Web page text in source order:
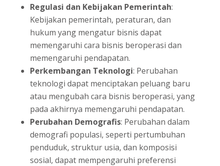
Regulasi dan Kebijakan Pemerintah:
Kebijakan pemerintah, peraturan, dan
hukum yang mengatur bisnis dapat
memengaruhi cara bisnis beroperasi dan
memengaruhi pendapatan.
Perkembangan Teknologi: Perubahan
teknologi dapat menciptakan peluang baru
atau mengubah cara bisnis beroperasi, yang
pada akhirnya memengaruhi pendapatan.
Perubahan Demografis: Perubahan dalam
demografi populasi, seperti pertumbuhan
penduduk, struktur usia, dan komposisi
sosial, dapat mempengaruhi preferensi